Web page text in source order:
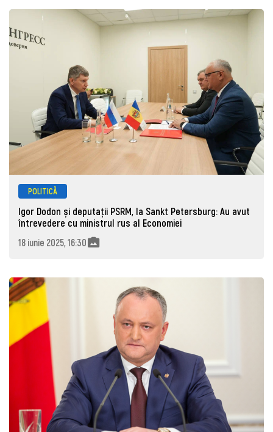
POLITICĂ
Igor Dodon și deputații PSRM, la Sankt Petersburg: Au avut
întrevedere cu ministrul rus al Economiei
18 iunie 2025, 16:30